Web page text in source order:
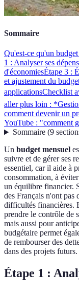
Sommaire
Qu'est-ce qu'un
1 : Analyser ses
d'économiesÉtape 3 :
et ajustement du
applicationsChecklist
aller plus loin :
comment devenir un
YouTube : "comment
Sommaire(9
Un budget mensuel
suivre et de gérer ses
essentiel, car il aide à
consommation, à
un équilibre financier.
des Français n'ont pas
difficultés financières.
prendre le contrôle de
mais aussi pour
budgétaire permet
de rembourser des
dans des projets futurs.
Étape 1 :